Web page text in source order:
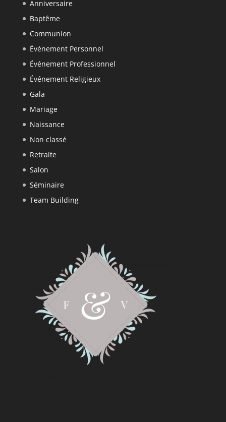
Anniversaire
Baptême
Communion
Événement Personnel
Événement Professionnel
Événement Religieux
Gala
Mariage
Naissance
Non classé
Retraite
Salon
Séminaire
Team Building